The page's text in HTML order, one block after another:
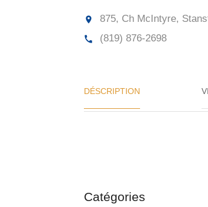
875, Ch McIntyre,
(819) 876-2698
DÉSCRIPTION
Catégories